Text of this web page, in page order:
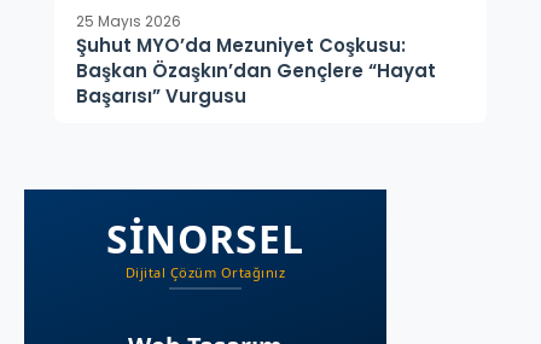
25 Mayıs 2026
Şuhut MYO’da Mezuniyet Coşkusu:
Başkan Özaşkın’dan Gençlere “Hayat
Başarısı” Vurgusu